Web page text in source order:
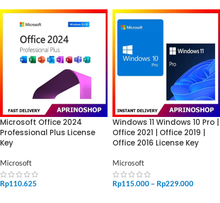
Microsoft Office 2024
Professional Plus License
Key
Microsoft
Rp110.625
Windows 11 Windows 10 Pro |
Office 2021 | Office 2019 |
Office 2016 License Key
Microsoft
Rp115.000 – Rp229.000